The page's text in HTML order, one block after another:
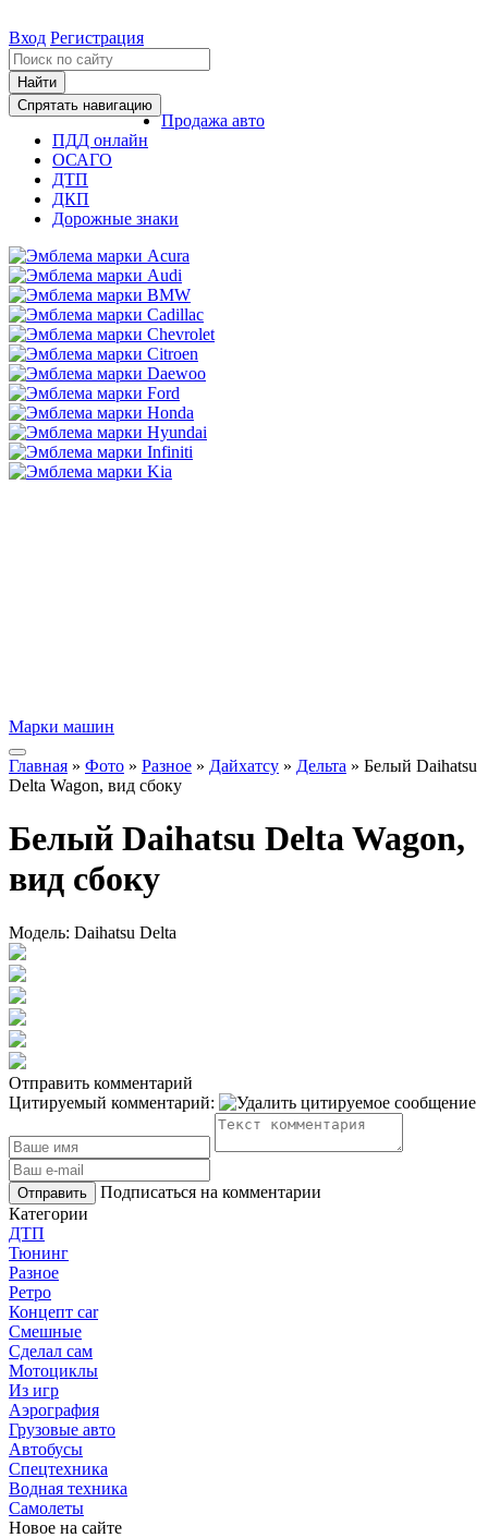
Вход Регистрация
Найти
Спрятать навигацию
Продажа авто
ПДД онлайн
ОСАГО
ДТП
ДКП
Дорожные знаки
Марки машин
Главная » Фото » Разное » Дайхатсу » Дельта » Белый Daihatsu
Delta Wagon, вид сбоку
Белый Daihatsu Delta Wagon,
вид сбоку
Модель: Daihatsu Delta
Отправить комментарий
Цитируемый комментарий:
Отправить
Подписаться на комментарии
Категории
ДТП
Тюнинг
Разное
Ретро
Концепт car
Смешные
Сделал сам
Мотоциклы
Из игр
Аэрография
Грузовые авто
Автобусы
Спецтехника
Водная техника
Самолеты
Новое на сайте